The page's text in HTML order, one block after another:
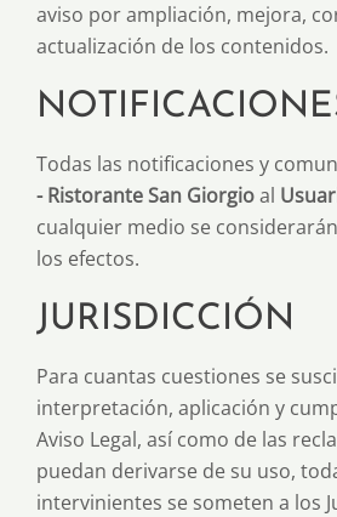
aviso por ampliación, mejora,
actualización de los contenidos.
Todas las notificaciones y
- Ristorante San Giorgioal
cualquier medio se
los efectos.
JURISDICCIÓN
Para cuantas cuestiones se
interpretación, aplicación y
Aviso Legal, así como de las
puedan derivarse de su uso,
intervinientes se someten a los